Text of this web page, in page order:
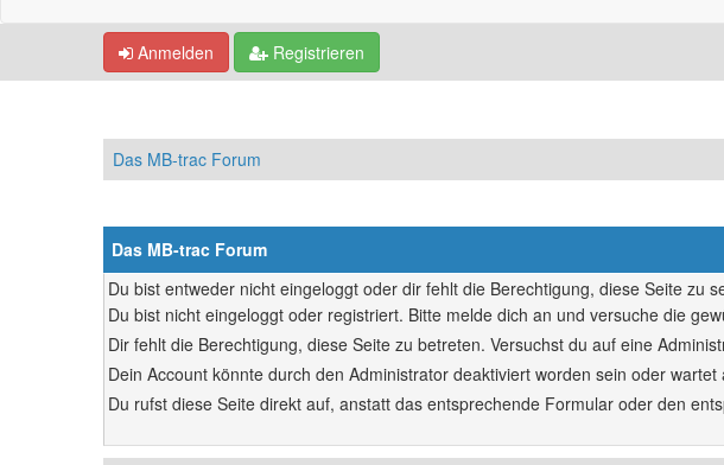
Anmelden Registrieren
Das MB-trac Forum
Das MB-trac Forum
Du bist entweder nicht eingeloggt oder dir fehlt die Berechtigung, diese Seite zu
Du bist nicht eingeloggt oder registriert. Bitte melde dich an und versuche die
Dir fehlt die Berechtigung, diese Seite zu betreten. Versuchst du auf eine
Dein Account könnte durch den Administrator deaktiviert worden sein oder wartet
Du rufst diese Seite direkt auf, anstatt das entsprechende Formular oder den